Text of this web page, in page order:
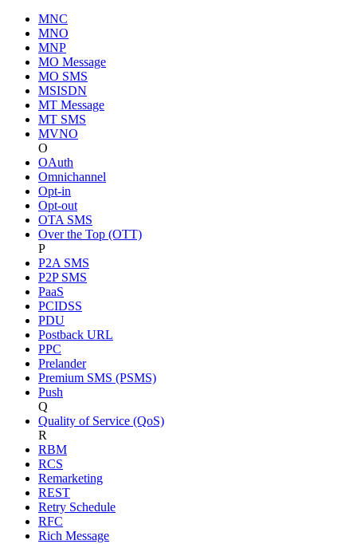
MNC
MNO
MNP
MO Message
MO SMS
MSISDN
MT Message
MT SMS
MVNO
O
OAuth
Omnichannel
Opt-in
Opt-out
OTA SMS
Over the Top (OTT)
P
P2A SMS
P2P SMS
PaaS
PCIDSS
PDU
Postback URL
PPC
Prelander
Premium SMS (PSMS)
Push
Q
Quality of Service (QoS)
R
RBM
RCS
Remarketing
REST
Retry Schedule
RFC
Rich Message